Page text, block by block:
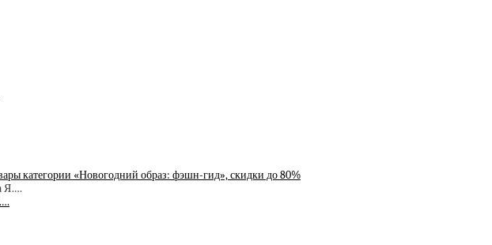
категории «Новогодний образ: фэшн-гид», скидки до 80%